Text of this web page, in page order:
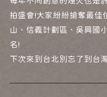
拍盛會!大家紛紛搶奪最佳
山、信義計劃區、吳興國
名!
下次來到台北別忘了到台